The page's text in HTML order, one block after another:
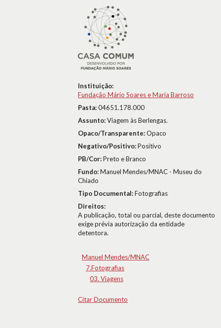
Instituição:
Fundação Mário Soares e Maria Barroso
Pasta:04651.178.000
Assunto:Viagem às Berlengas.
Opaco/Transparente:Opaco
Negativo/Positivo:Positivo
PB/Cor:Preto e Branco
Fundo:Manuel Mendes/MNAC - Museu do
Chiado
Tipo Documental:Fotografias
Direitos:
A publicação, total ou parcial, deste documento
exige prévia autorização da entidade
detentora.
Manuel Mendes/MNAC
7.Fotografias
03. Viagens
Citar Documento